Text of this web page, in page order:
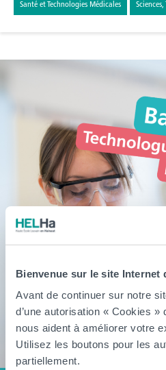
Bienvenue sur le site Internet
Avant de continuer sur notre
d’une autorisation « Cookies
nous aident à améliorer votre
Utilisez les boutons pour les
partiellement.
Santé et Technologies Médicales